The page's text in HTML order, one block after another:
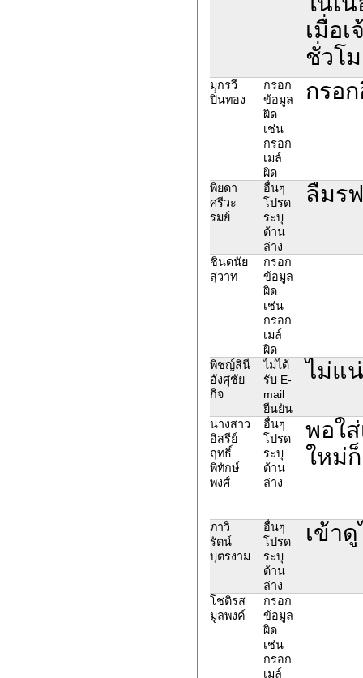
เมื่อ
ชั่วโ
มุกรวี
ปิ่นทอง
กรอก
ข้อมูล
ผิด
เช่น
กรอก
เมล์
ผิด
กรอ
พิยดา
ศรีวะ
รมย์
อื่นๆ
โปรด
ระบุ
ด้าน
ล่าง
ลืมร
ชินดนัย
สุวาท
กรอก
ข้อมูล
ผิด
เช่น
กรอก
เมล์
ผิด
พิชญ์สินี
อังศุชัย
กิจ
ไม่ได้
รับ E-
mail
ยืนยัน
ไม่แ
นางสาว
อิสรีย์
ฤทธิ์
พิทักษ์
พงศ์
อื่นๆ
โปรด
ระบุ
ด้าน
ล่าง
พอใ
ใหม่
ภาวิ
รัตน์
บุตรงาม
อื่นๆ
โปรด
ระบุ
ด้าน
ล่าง
เข้า
โชติรส
มูลพงค์
กรอก
ข้อมูล
ผิด
เช่น
กรอก
เมล์